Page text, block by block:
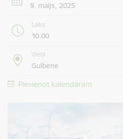
9. maijs, 2025
Laiks
10.00
Vieta
Gulbene
Pievienot kalendāram